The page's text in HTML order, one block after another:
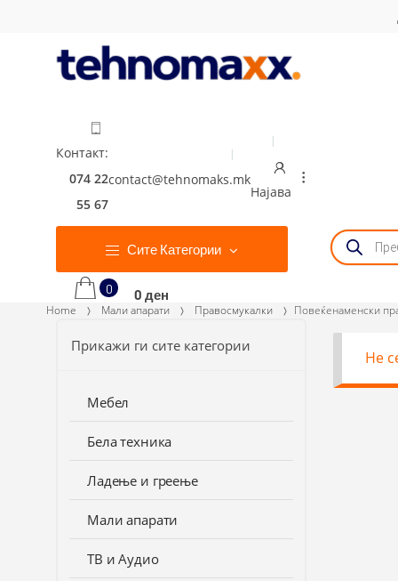
navigation
Контакт:
074 22
55 67
contact@tehnomaks.mk
Најава
...
Сите Категории
Products
search
0 0 ден
Home Мали апарати Правосмукалки Повеќенаменски
Не
Прикажи ги сите категории
Мебел
Бела техника
Ладење и греење
Мали апарати
ТВ и Аудио